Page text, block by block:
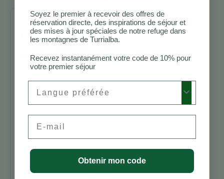
Continuez
à explorer
Costa Rica
Vacances
d’aventure au
Costa Rica
Turrialba
Meilleurs
d’observation
Soyez le premier à recevoir des offres de
réservation directe, des inspirations de séjour et
des mises à jour spéciales de notre refuge dans
les montagnes de Turrialba.
Recevez instantanément votre code de 10% pour
votre premier séjour
Obtenir mon code